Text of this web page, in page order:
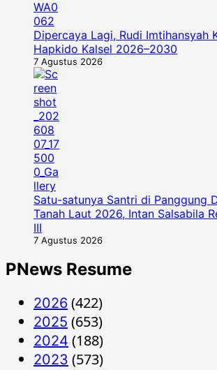
Dipercaya Lagi, Rudi Imtihansyah
Hapkido Kalsel 2026–2030
7 Agustus 2026
Satu-satunya Santri di Panggung
Tanah Laut 2026, Intan Salsabila
III
7 Agustus 2026
PNews Resume
2026 (422)
2025 (653)
2024 (188)
2023 (573)